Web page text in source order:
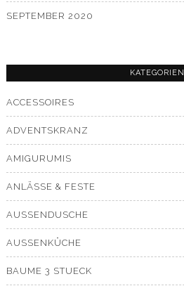
SEPTEMBER 2020
KATEGORIEN
ACCESSOIRES
ADVENTSKRANZ
AMIGURUMIS
ANLÄSSE & FESTE
AUSSENDUSCHE
AUSSENKÜCHE
BAUME 3 STUECK